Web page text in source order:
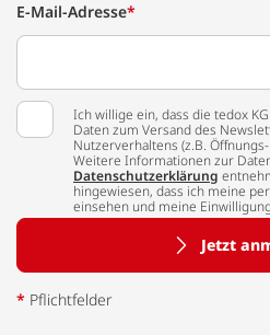
E-Mail-Adresse*
Ich willige ein, dass die tedox
Daten zum Versand des
Nutzerverhaltens (z.B.
Weitere Informationen zur
Datenschutzerklärung
hingewiesen, dass ich meine
einsehen und meine
Jetzt
* Pflichtfelder